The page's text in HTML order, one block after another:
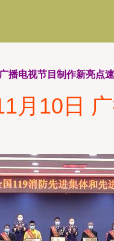
播电视节目制作新亮点
月10日